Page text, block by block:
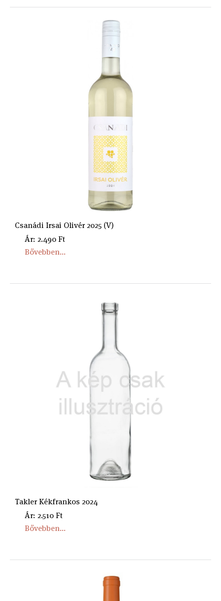
Csanádi Irsai Olivér 2025 (V)
Ár: 2.490 Ft
Bővebben...
Takler Kékfrankos 2024
Ár: 2.510 Ft
Bővebben...